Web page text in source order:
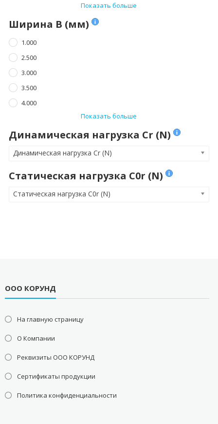
Показать больше
Ширина B (мм)
1.000
2.500
3.000
3.500
4.000
Показать больше
Динамическая нагрузка Cr (N)
Динамическая нагрузка Cr (N)
Статическая нагрузка C0r (N)
Статическая нагрузка C0r (N)
ООО КОРУНД
На главную страницу
О Компании
Реквизиты ООО КОРУНД
Сертификаты продукции
Политика конфиденциальности